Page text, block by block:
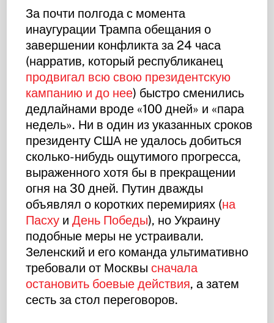
За почти полгода с момента
инаугурации Трампа обещания о
завершении конфликта за 24 часа
(нарратив, который республиканец
продвигал всю свою президентскую
кампанию и до нее) быстро сменились
дедлайнами вроде «100 дней» и «пара
недель». Ни в один из указанных сроков
президенту США не удалось добиться
сколько-нибудь ощутимого прогресса,
выраженного хотя бы в прекращении
огня на 30 дней. Путин дважды
объявлял о коротких перемириях (на
Пасху иДень Победы), но Украину
подобные меры не устраивали.
Зеленский и его команда ультимативно
требовали от Москвысначала
остановить боевые действия, а затем
сесть за стол переговоров.